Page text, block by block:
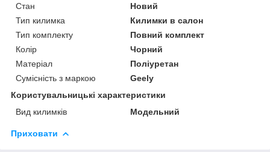
Стан
Новий
Тип килимка
Килимки в салон
Тип комплекту
Повний комплект
Колір
Чорний
Матеріал
Поліуретан
Сумісність з маркою
Geely
Користувальницькі характеристики
Вид килимків
Модельний
Приховати